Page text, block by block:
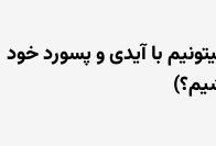
با آیدی و پسورد خود